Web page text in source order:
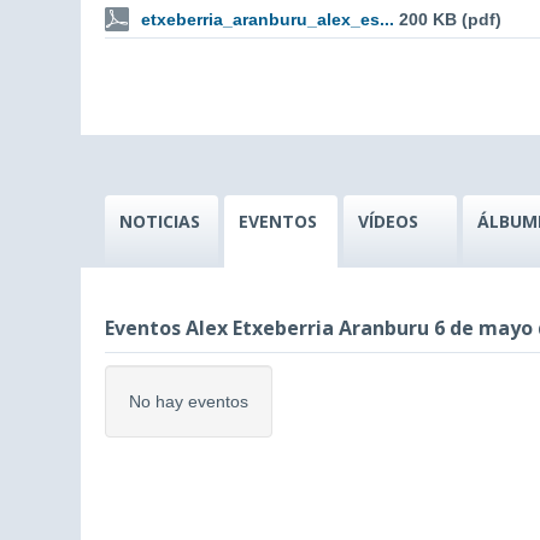
etxeberria_aranburu_alex_es... 200 KB (pdf)
NOTICIAS EVENTOS VÍDEOS
Eventos Alex Etxeberria Aranburu 6 de mayo
No hay eventos